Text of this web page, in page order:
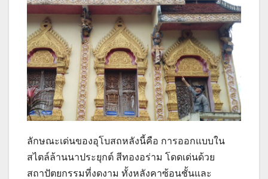
ลักษณะเด่นของอุโบสถหลังนี้คือ การออกแบบใน
สไตล์ล้านนาประยุกต์ สีทองอร่าม โดดเด่นด้วย
สถาปัตยกรรมที่งดงาม ทั้งหลังคาซ้อนชั้นและ